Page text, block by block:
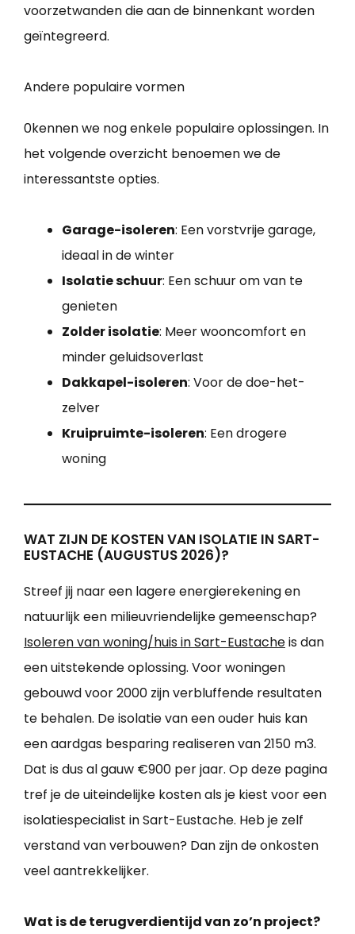
voorzetwanden die aan de binnenkant worden
geïntegreerd.
Andere populaire vormen
0kennen we nog enkele populaire oplossingen. In
het volgende overzicht benoemen we de
interessantste opties.
Garage-isoleren: Een vorstvrije garage,
ideaal in de winter
Isolatie schuur: Een schuur om van te
genieten
Zolder isolatie: Meer wooncomfort en
minder geluidsoverlast
Dakkapel-isoleren: Voor de doe-het-
zelver
Kruipruimte-isoleren: Een drogere
woning
WAT ZIJN DE KOSTEN VAN ISOLATIE IN SART-
EUSTACHE (AUGUSTUS 2026)?
Streef jij naar een lagere energierekening en
natuurlijk een milieuvriendelijke gemeenschap?
Isoleren van woning/huis in Sart-Eustacheis dan
een uitstekende oplossing. Voor woningen
gebouwd voor 2000 zijn verbluffende resultaten
te behalen. De isolatie van een ouder huis kan
een aardgas besparing realiseren van 2150 m3.
Dat is dus al gauw €900 per jaar. Op deze pagina
tref je de uiteindelijke kosten als je kiest voor een
isolatiespecialist in Sart-Eustache. Heb je zelf
verstand van verbouwen? Dan zijn de onkosten
veel aantrekkelijker.
Wat is de terugverdientijd van zo’n project?